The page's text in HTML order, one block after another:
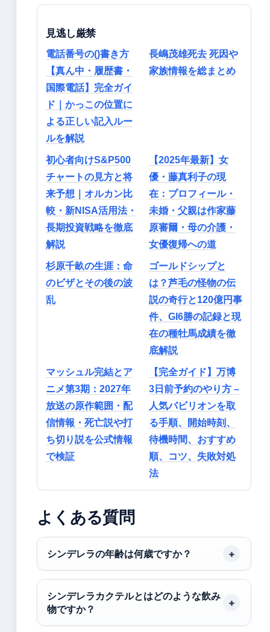
見逃し厳禁
電話番号の()書き方
【真ん中・履歴書・
国際電話】完全ガイ
ド｜かっこの位置に
よる正しい記入ルー
ルを解説
長嶋茂雄死去 死因や
家族情報を総まとめ
初心者向けS&P500
チャートの見方と将
来予想｜オルカン比
較・新NISA活用法・
長期投資戦略を徹底
解説
【2025年最新】女
優・藤真利子の現
在：プロフィール・
未婚・父親は作家藤
原審爾・母の介護・
女優復帰への道
杉原千畝の生涯：命
のビザとその後の波
乱
ゴールドシップと
は？芦毛の怪物の伝
説の奇行と120億円事
件、GI6勝の記録と現
在の種牡馬成績を徹
底解説
マッシュル完結とア
ニメ第3期：2027年
放送の原作範囲・配
信情報・死亡説や打
ち切り説を公式情報
で検証
【完全ガイド】万博
3日前予約のやり方 –
人気パビリオンを取
る手順、開始時刻、
待機時間、おすすめ
順、コツ、失敗対処
法
よくある質問
シンデレラの年齢は何歳ですか？
シンデレラカクテルとはどのような飲み
物ですか？